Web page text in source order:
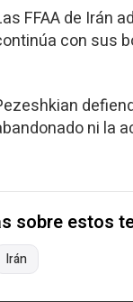
FFAA de Irán
con sus
ni la
sobre estos
Irán